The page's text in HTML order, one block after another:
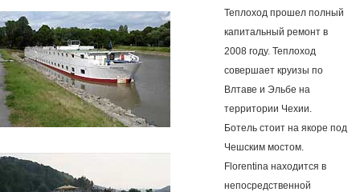
Теплоход прошел полный
капитальный ремонт в
2008 году. Теплоход
совершает круизы по
Влтаве и Эльбе на
территории Чехии.
Ботель стоит на якоре под
Чешским мостом.
Florentina находится в
непосредственной